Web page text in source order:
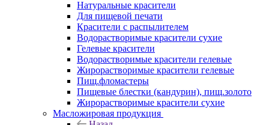
Натуральные красители
Для пищевой печати
Красители с распылителем
Водорастворимые красители сухие
Гелевые красители
Водорастворимые красители гелевые
Жирорастворимые красители гелевые
Пищ.фломастеры
Пищевые блестки (кандурин), пищ.золото
Жирорастворимые красители сухие
Масложировая продукция